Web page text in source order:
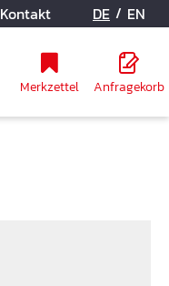
Kontakt DE / EN
Merkzettel Anfragekorb